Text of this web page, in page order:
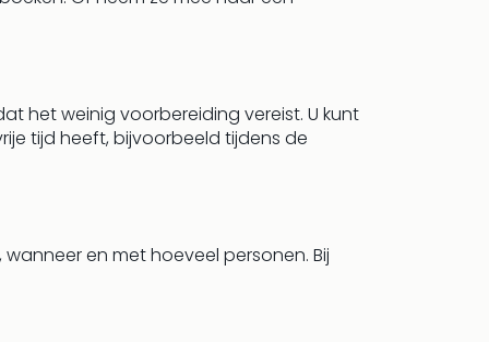
het weinig voorbereiding vereist. U kunt
tijd heeft, bijvoorbeeld tijdens de
en met hoeveel personen. Bij